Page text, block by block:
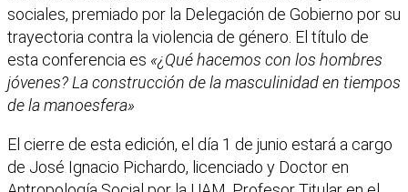
sociales, premiado por la Delegación de Gobierno por su
trayectoria contra la violencia de género. El título de
esta conferencia es «¿Qué hacemos con los hombres
jóvenes? La construcción de la masculinidad en tiempos
de la manoesfera»
El cierre de esta edición, el día 1 de junio estará a cargo
de José Ignacio Pichardo, licenciado y Doctor en